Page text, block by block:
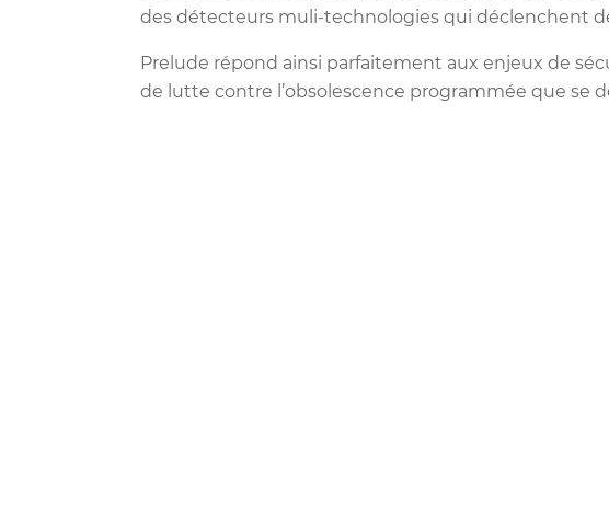
des détecteurs muli-technologies qui déclenchent
Prelude répond ainsi parfaitement aux enjeux de
de lutte contre l’obsolescence programmée que se